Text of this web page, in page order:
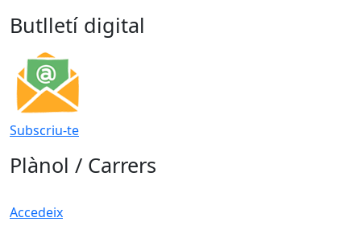
Butlletí digital
Subscriu-te
Plànol / Carrers
Accedeix